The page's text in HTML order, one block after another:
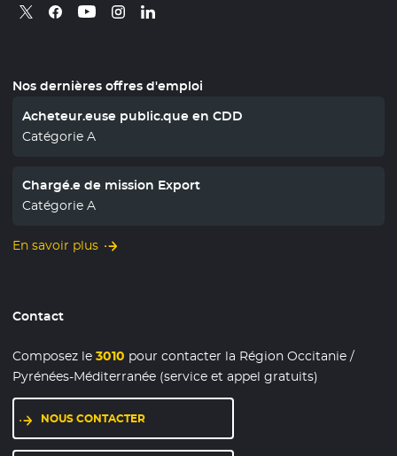
Retrouvez nous sur X
- Nouvelle fenêtre
Retrouvez nous sur Facebook
- Nouvelle fenêtre
Retrouvez nous sur Youtube
- Nouvelle fenêtre
Retrouvez nous sur Instagram
- Nouvelle fenêtre
Retrouvez nous sur Linkedin
- Nouvelle fenêtre
Nos dernières offres d'emploi
Acheteur.euse public.que en CDD
Catégorie A
Chargé.e de mission Export
Catégorie A
En savoir plus
Contact
Composez le3010 pour contacter la Région Occitanie /
Pyrénées-Méditerranée (service et appel gratuits)
NOUS CONTACTER